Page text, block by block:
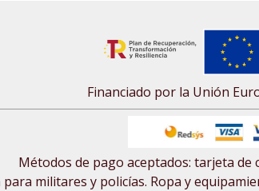
Financiado por la Unión
Métodos de pago aceptados: tarjeta
militares y policías. Ropa y